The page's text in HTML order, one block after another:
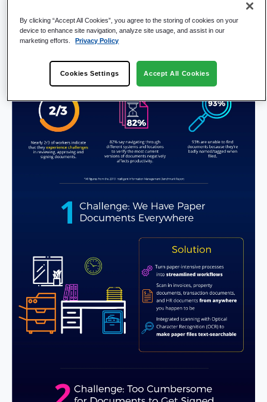
By clicking “Accept All Cookies”, you agree to the storing of cookies on your
device to enhance site navigation, analyze site usage, and assist in our
marketing efforts.
Privacy Policy
Cookies Settings Accept All Cookies